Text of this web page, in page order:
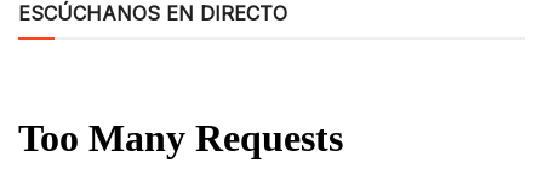
ESCÚCHANOS EN DIRECTO